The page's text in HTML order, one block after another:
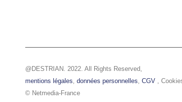
@DESTRIAN. 2022. All Rights Reserved,
mentions légales, données personnelles, CGV ,
© Netmedia-France